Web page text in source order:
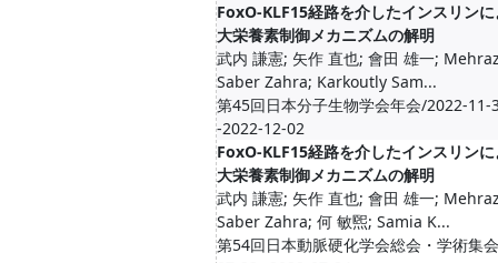
FoxO-KLF15経路を介したインスリン
大栄養素制御メカニズムの解明
武内 謙憲; 矢作 直也; 會田 雄一;
Saber Zahra; Karkoutly Sam...
第45回日本分子生物学会年会/2022-11-
-2022-12-02
FoxO-KLF15経路を介したインスリン
大栄養素制御メカニズムの解明
武内 謙憲; 矢作 直也; 會田 雄一;
Saber Zahra; 何 敏煕; Samia K...
第54回日本動脈硬化学会総会・学術集